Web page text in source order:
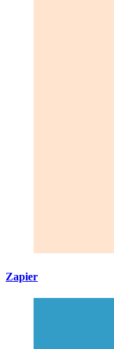
Zapier